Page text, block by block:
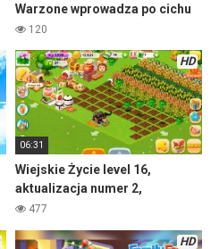
Warzone wprowadza po cichu
poprawki do broni
120
HD
06:31
Wiejskie Życie level 16,
aktualizacja numer 2,
rozgrywka w HD 1080p
477
HD